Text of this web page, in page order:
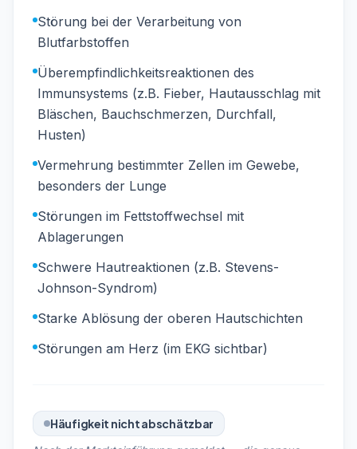
Störung bei der Verarbeitung von
Blutfarbstoffen
Überempfindlichkeitsreaktionen des
Immunsystems (z.B. Fieber, Hautausschlag mit
Bläschen, Bauchschmerzen, Durchfall,
Husten)
Vermehrung bestimmter Zellen im Gewebe,
besonders der Lunge
Störungen im Fettstoffwechsel mit
Ablagerungen
Schwere Hautreaktionen (z.B. Stevens-
Johnson-Syndrom)
Starke Ablösung der oberen Hautschichten
Störungen am Herz (im EKG sichtbar)
Häufigkeit nicht abschätzbar